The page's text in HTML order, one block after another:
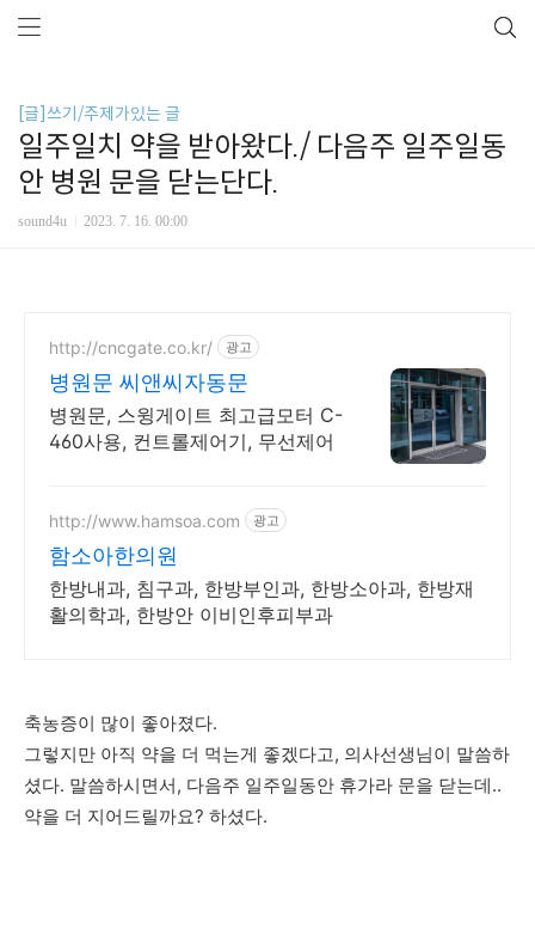
[글]쓰기/주제가있는 글
일주일치 약을 받아왔다./ 다음주 일주일동
안 병원 문을 닫는단다.
sound4u 2023. 7. 16. 00:00
http://cncgate.co.kr/ 광고
병원문 씨앤씨자동문
병원문, 스윙게이트 최고급모터 C-
460사용, 컨트롤제어기, 무선제어
http://www.hamsoa.com 광고
함소아한의원
한방내과, 침구과, 한방부인과, 한방소아과, 한방재
활의학과, 한방안 이비인후피부과
축농증이 많이 좋아졌다.
그렇지만 아직 약을 더 먹는게 좋겠다고, 의사선생님이 말씀하
셨다. 말씀하시면서, 다음주 일주일동안 휴가라 문을 닫는데..
약을 더 지어드릴까요? 하셨다.